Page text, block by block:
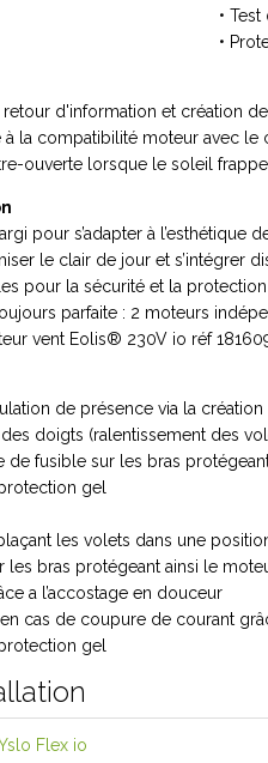
•
•
retour d'information et création de
la compatibilité moteur avec le
ouverte lorsque le soleil
pour s’adapter à l’esthétique
le clair de jour et s’intégrer
pour la sécurité et la
parfaite : 2 moteurs
vent Eolis® 230V io réf
de présence via la
doigts (ralentissement des
de fusible sur les bras
gel
les volets dans une
les bras protégeant ainsi le
a l’accostage en douceur
cas de coupure de courant
gel
Flex io